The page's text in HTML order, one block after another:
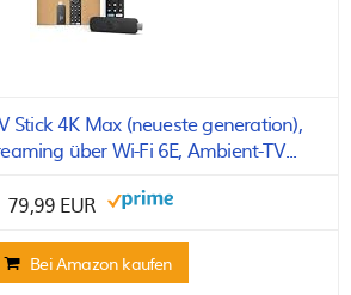
Stick 4K Max (neueste generation),
über Wi-Fi 6E, Ambient-TV...
79,99 EUR
Bei Amazon kaufen